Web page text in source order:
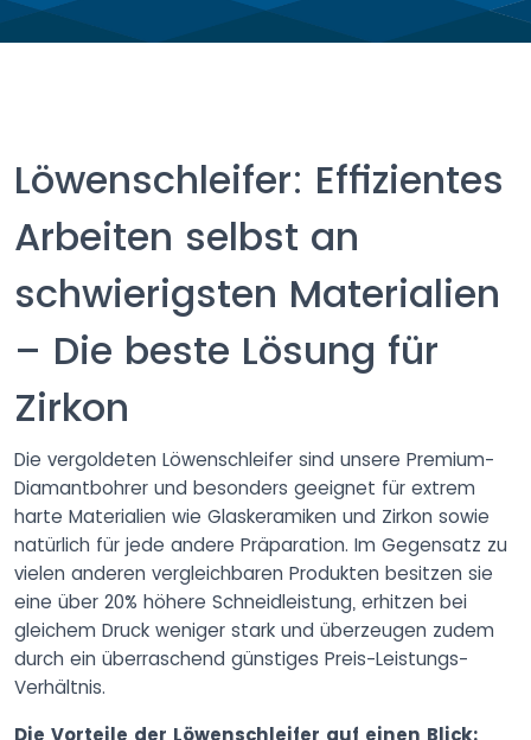
Löwenschleifer: Effizientes
Arbeiten selbst an
schwierigsten Materialien
– Die beste Lösung für
Zirkon
Die vergoldeten Löwenschleifer sind unsere Premium-
Diamantbohrer und besonders geeignet für extrem
harte Materialien wie Glaskeramiken und Zirkon sowie
natürlich für jede andere Präparation. Im Gegensatz zu
vielen anderen vergleichbaren Produkten besitzen sie
eine über 20% höhere Schneidleistung, erhitzen bei
gleichem Druck weniger stark und überzeugen zudem
durch ein überraschend günstiges Preis-Leistungs-
Verhältnis.
Die Vorteile der Löwenschleifer auf einen Blick: